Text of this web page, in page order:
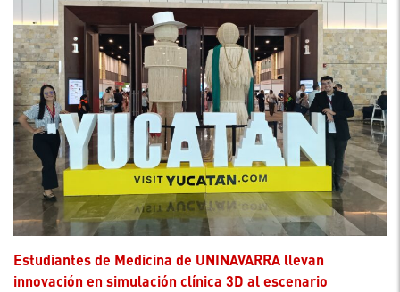
Estudiantes de Medicina de UNINAVARRA llevan
innovación en simulación clínica 3D al escenario